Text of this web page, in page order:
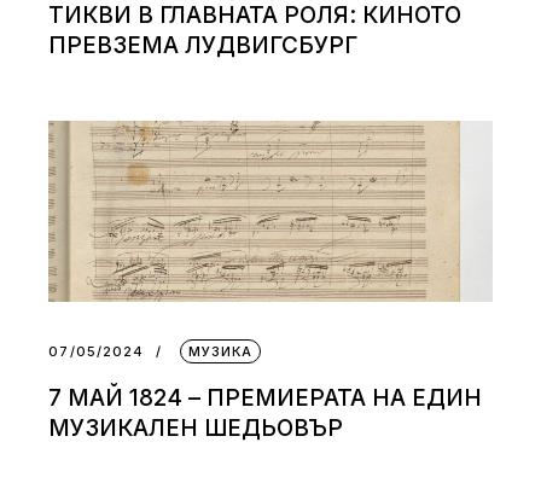
ТИКВИ В ГЛАВНАТА РОЛЯ: КИНОТО
ПРЕВЗЕМА ЛУДВИГСБУРГ
07/05/2024 МУЗИКА
7 МАЙ 1824 – ПРЕМИЕРАТА НА ЕДИН
МУЗИКАЛЕН ШЕДЬОВЪР